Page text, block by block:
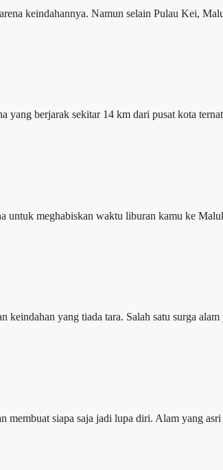
keindahannya. Namun selain Pulau Kei,
berjarak sekitar 14 km dari pusat kota
meghabiskan waktu liburan kamu ke
yang tiada tara. Salah satu surga
siapa saja jadi lupa diri. Alam yang